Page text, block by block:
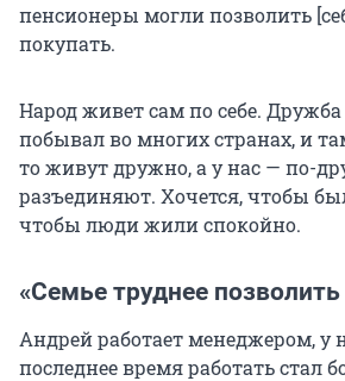
пенсионеры могли позволить
покупать.
Народ живет сам по себе.
побывал во многих странах, и
то живут дружно, а у нас — по-
разъединяют. Хочется, чтобы
чтобы люди жили спокойно.
«Семье труднее
Андрей работает менеджером, у
последнее время работать стал